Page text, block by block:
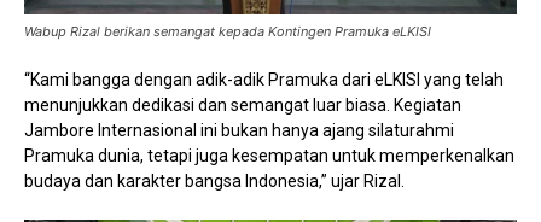
Wabup Rizal berikan semangat kepada Kontingen Pramuka eLKISI
“Kami bangga dengan adik-adik Pramuka dari eLKISI yang telah
menunjukkan dedikasi dan semangat luar biasa. Kegiatan
Jambore Internasional ini bukan hanya ajang silaturahmi
Pramuka dunia, tetapi juga kesempatan untuk memperkenalkan
budaya dan karakter bangsa Indonesia,” ujar Rizal.